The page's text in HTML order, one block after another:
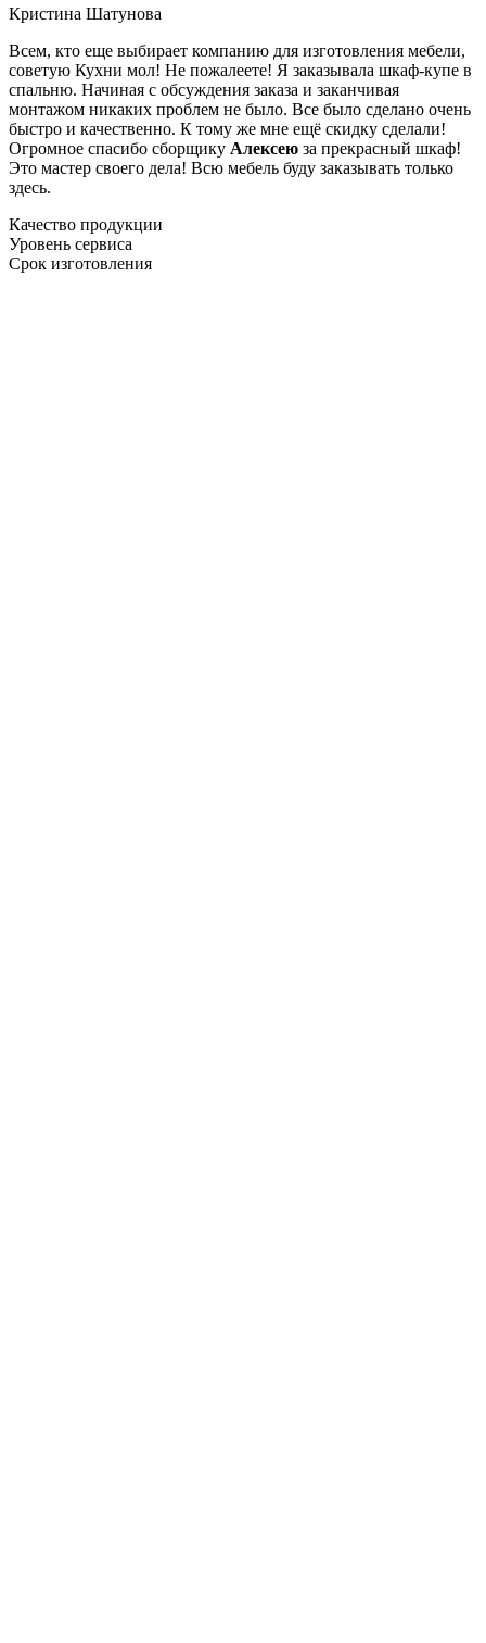
Кристина Шатунова
Всем, кто еще выбирает компанию для изготовления мебели,
советую Кухни мол! Не пожалеете! Я заказывала шкаф-купе в
спальню. Начиная с обсуждения заказа и заканчивая
монтажом никаких проблем не было. Все было сделано очень
быстро и качественно. К тому же мне ещё скидку сделали!
Огромное спасибо сборщику Алексею за прекрасный шкаф!
Это мастер своего дела! Всю мебель буду заказывать только
здесь.
Качество продукции
Уровень сервиса
Срок изготовления